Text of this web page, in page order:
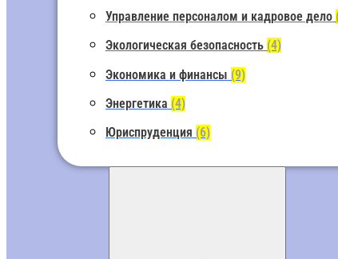
Управление персоналом и кадровое дело
Экологическая безопасность (4)
Экономика и финансы (9)
Энергетика (4)
Юриспруденция (6)